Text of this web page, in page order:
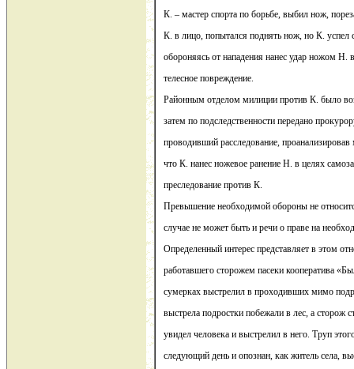
К. – мастер спорта по борьбе, выбил нож,
К. в лицо, попытался поднять нож, но К. успел
обороняясь от нападения нанес удар ножом Н.
телесное повреждение.
Районным отделом милиции против К. было
затем по подследственности передано
проводивший расследование,
что К. нанес ножевое ранение Н. в целях
преследование против К.
Превышение необходимой обороны не
случае не может быть и речи о праве на
Определенный интерес представляет в этом
работавшего сторожем пасеки кооператива
сумерках выстрелил в проходивших мимо
выстрела подростки побежали в лес, а сторож
увидел человека и выстрелил в него. Труп
следующий день и опознан, как житель села,